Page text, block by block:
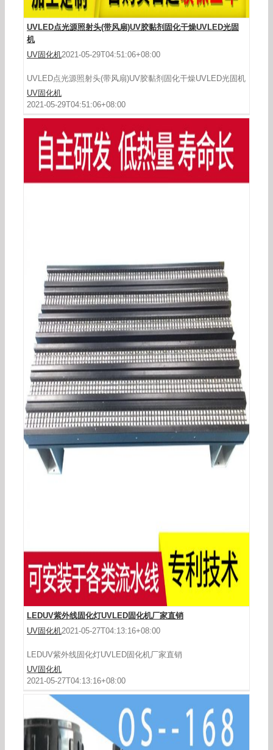
UVLED点光源照射头(带风扇)UV胶黏剂固化干燥UVLED光固
机
UV固化机2021-05-29T04:51:06+08:00
UVLED点光源照射头(带风扇)UV胶黏剂固化干燥UVLED光固机
UV固化机
2021-05-29T04:51:06+08:00
LEDUV紫外线固化灯UVLED固化机厂家直销
UV固化机2021-05-27T04:13:16+08:00
LEDUV紫外线固化灯UVLED固化机厂家直销
UV固化机
2021-05-27T04:13:16+08:00
年末大优惠厂家直销LED点胶机透明水晶滴胶OS–